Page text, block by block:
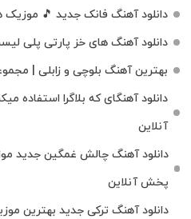
دانلود آهنگ فانک جدید 🎵
دانلود آهنگ های خز پارتی پلی لیست
بهترین آهنگ بلوچی و زابلی |
دانلود آهنگای که بلاگرا
آنلاین
دانلود آهنگ چالش غمگین جدید
پخش آنلاین
دانلود آهنگ ترکی جدید بهترین